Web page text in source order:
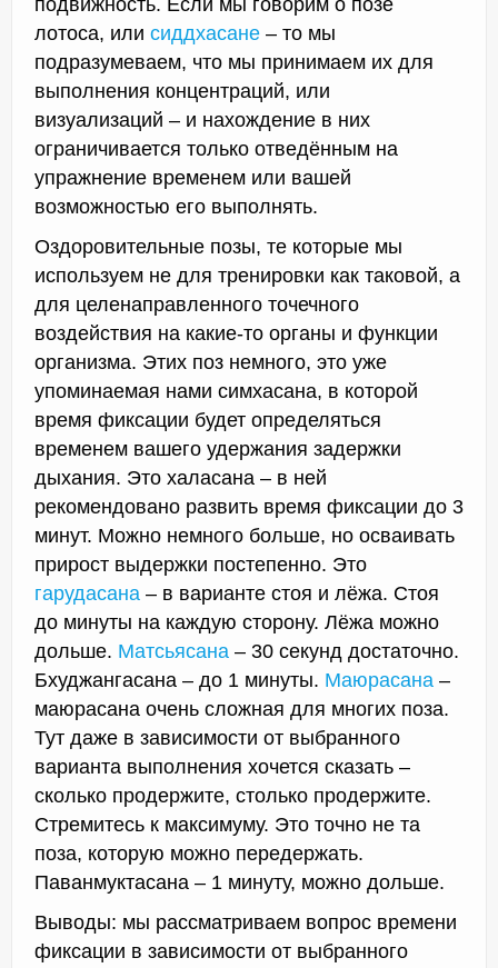
подвижность. Если мы говорим о позе
лотоса, или сиддхасане – то мы
подразумеваем, что мы принимаем их для
выполнения концентраций, или
визуализаций – и нахождение в них
ограничивается только отведённым на
упражнение временем или вашей
возможностью его выполнять.
Оздоровительные позы, те которые мы
используем не для тренировки как таковой, а
для целенаправленного точечного
воздействия на какие-то органы и функции
организма. Этих поз немного, это уже
упоминаемая нами симхасана, в которой
время фиксации будет определяться
временем вашего удержания задержки
дыхания. Это халасана – в ней
рекомендовано развить время фиксации до 3
минут. Можно немного больше, но осваивать
прирост выдержки постепенно. Это
гарудасана – в варианте стоя и лёжа. Стоя
до минуты на каждую сторону. Лёжа можно
дольше. Матсьясана – 30 секунд достаточно.
Бхуджангасана – до 1 минуты. Маюрасана –
маюрасана очень сложная для многих поза.
Тут даже в зависимости от выбранного
варианта выполнения хочется сказать –
сколько продержите, столько продержите.
Стремитесь к максимуму. Это точно не та
поза, которую можно передержать.
Паванмуктасана – 1 минуту, можно дольше.
Выводы: мы рассматриваем вопрос времени
фиксации в зависимости от выбранного